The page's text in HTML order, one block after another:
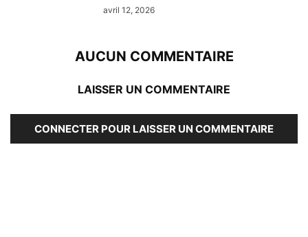
avril 12, 2026
AUCUN COMMENTAIRE
LAISSER UN COMMENTAIRE
CONNECTER POUR LAISSER UN COMMENTAIRE